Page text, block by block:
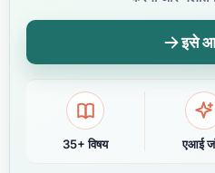
इसे
35+ विषय एआई